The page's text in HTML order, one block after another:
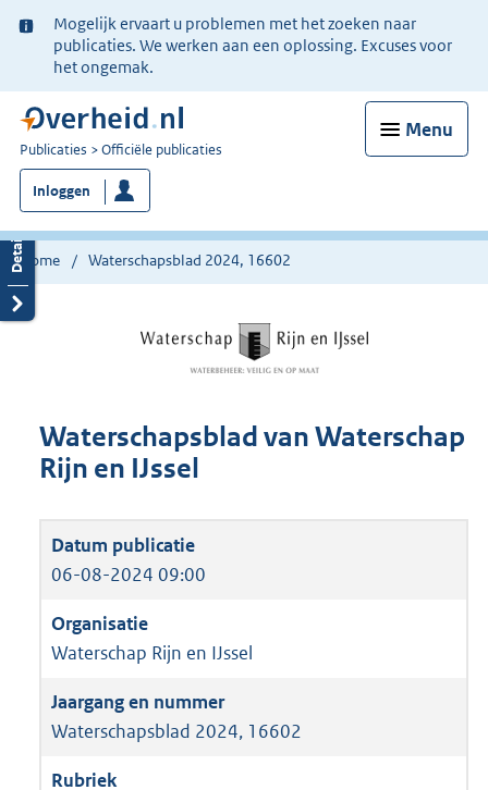
Ter
informatie:
Mogelijk ervaart u problemen met het zoeken naar
publicaties. We werken aan een oplossing. Excuses voor
het ongemak.
Menu
U
bent
nu
hier:
Publicaties Officiële publicaties
Inloggen
Home Waterschapsblad 2024, 16602
Waterschapsblad van Waterschap
Rijn en IJssel
06-08-2024 09:00
Waterschap Rijn en IJssel
Waterschapsblad 2024, 16602